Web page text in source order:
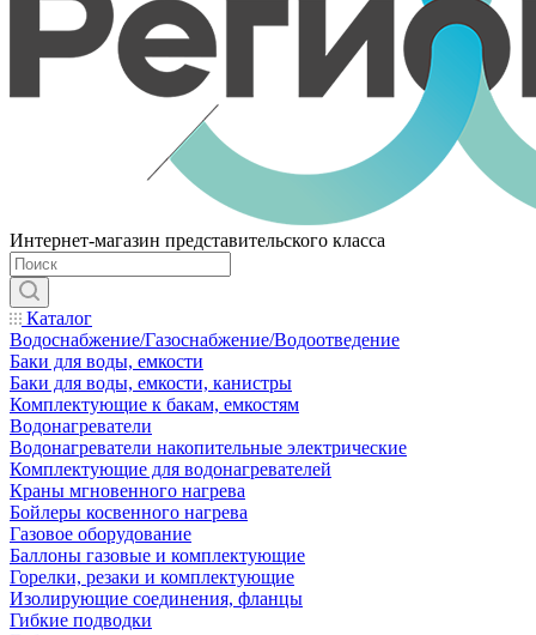
Интернет-магазин представительского класса
Каталог
Водоснабжение/Газоснабжение/Водоотведение
Баки для воды, емкости
Баки для воды, емкости, канистры
Комплектующие к бакам, емкостям
Водонагреватели
Водонагреватели накопительные электрические
Комплектующие для водонагревателей
Краны мгновенного нагрева
Бойлеры косвенного нагрева
Газовое оборудование
Баллоны газовые и комплектующие
Горелки, резаки и комплектующие
Изолирующие соединения, фланцы
Гибкие подводки